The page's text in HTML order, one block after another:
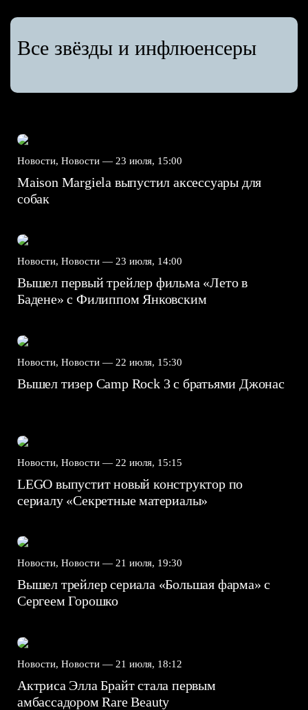
Все звёзды и инфлюенсеры
Новости, Новости — 23 июля, 15:00
Maison Margiela выпустил аксессуары для
собак
Новости, Новости — 23 июля, 14:00
Вышел первый трейлер фильма «Лето в
Бадене» с Филиппом Янковским
Новости, Новости — 22 июля, 15:30
Вышел тизер Camp Rock 3 с братьями Джонас
Новости, Новости — 22 июля, 15:15
LEGO выпустит новый конструктор по
сериалу «Секретные материалы»
Новости, Новости — 21 июля, 19:30
Вышел трейлер сериала «Большая фарма» с
Сергеем Горошко
Новости, Новости — 21 июля, 18:12
Актриса Элла Брайт стала первым
амбассадором Rare Beauty